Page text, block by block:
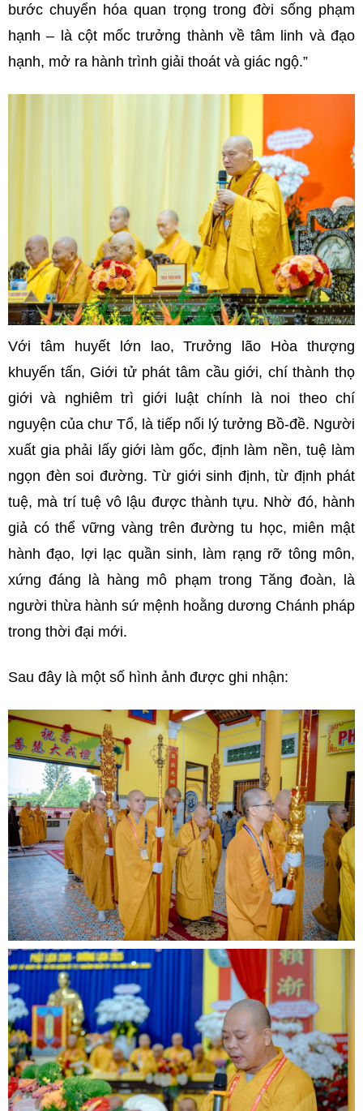
bước chuyển hóa quan trọng trong đời sống phạm
hạnh – là cột mốc trưởng thành về tâm linh và đạo
hạnh, mở ra hành trình giải thoát và giác ngộ.”
Với tâm huyết lớn lao, Trưởng lão Hòa thượng
khuyến tấn, Giới tử phát tâm cầu giới, chí thành thọ
giới và nghiêm trì giới luật chính là noi theo chí
nguyện của chư Tổ, là tiếp nối lý tưởng Bồ-đề. Người
xuất gia phải lấy giới làm gốc, định làm nền, tuệ làm
ngọn đèn soi đường. Từ giới sinh định, từ định phát
tuệ, mà trí tuệ vô lậu được thành tựu. Nhờ đó, hành
giả có thể vững vàng trên đường tu học, miên mật
hành đạo, lợi lạc quần sinh, làm rạng rỡ tông môn,
xứng đáng là hàng mô phạm trong Tăng đoàn, là
người thừa hành sứ mệnh hoằng dương Chánh pháp
trong thời đại mới.
Sau đây là một số hình ảnh được ghi nhận: